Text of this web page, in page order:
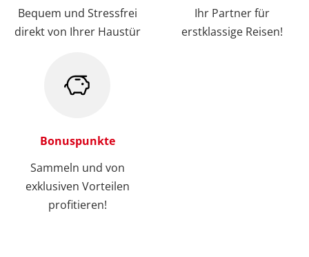
Bequem und Stressfrei
direkt von Ihrer Haustür
Ihr Partner für
erstklassige Reisen!
Bonuspunkte
Sammeln und von
exklusiven Vorteilen
profitieren!